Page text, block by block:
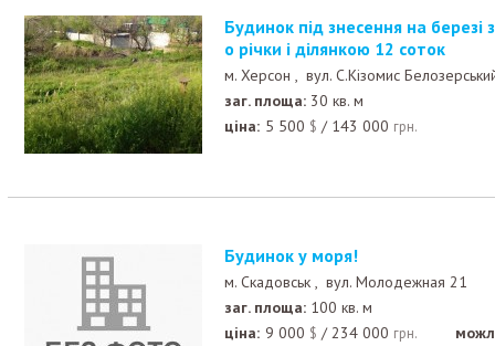
Будинок під знесення на березі з власним виходом д
о річки і ділянкою 12 соток
м. Херсон , вул. С.Кізомис
заг. площа: 30 кв. м
ціна: 5 500 $ / 143 000 грн.
Будинок у моря!
м. Скадовськ , вул. Молодежная 21
заг. площа: 100 кв. м
ціна: 9 000 $ /234 000 грн.